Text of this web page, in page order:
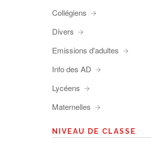
Collégiens
Divers
Emissions d'adultes
Info des AD
Lycéens
Maternelles
NIVEAU DE CLASSE